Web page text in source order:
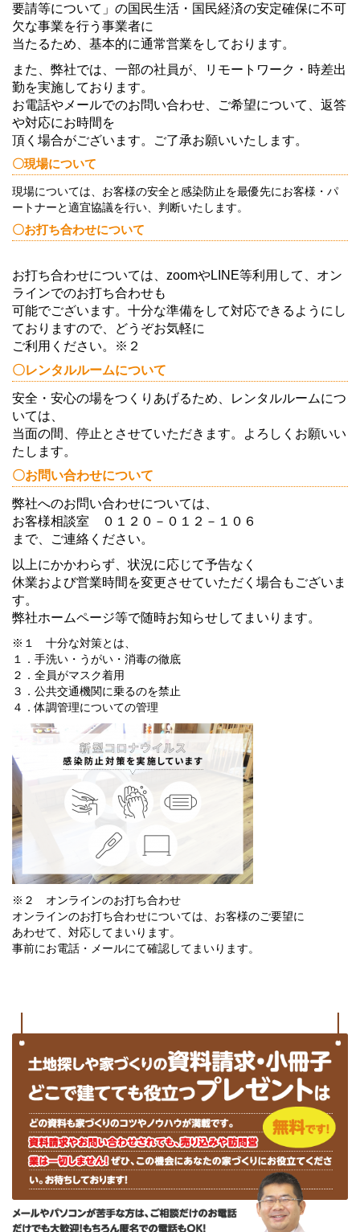
要請等について」の国民生活・国民経済の安定確保に不可
欠な事業を行う事業者に
当たるため、基本的に通常営業をしております。
また、弊社では、一部の社員が、リモートワーク・時差出
勤を実施しております。
お電話やメールでのお問い合わせ、ご希望について、返答
や対応にお時間を
頂く場合がございます。ご了承お願いいたします。
〇現場について
現場については、お客様の安全と感染防止を最優先にお客様・パ
ートナーと適宜協議を行い、判断いたします。
〇お打ち合わせについて
お打ち合わせについては、zoomやLINE等利用して、オン
ラインでのお打ち合わせも
可能でございます。十分な準備をして対応できるようにし
ておりますので、どうぞお気軽に
ご利用ください。※２
〇レンタルルームについて
安全・安心の場をつくりあげるため、レンタルルームにつ
いては、
当面の間
、停止とさせていただきます。よろしくお願いい
たします。
〇お問い合わせについて
弊社へのお問い合わせについては、
お客様相談室 ０１２０－０１２－１０６
まで、ご連絡ください。
以上にかかわらず、状況に応じて予告なく
休業および営業時間を変更させていただく場合もございま
す。
弊社ホームページ等で随時お知らせしてまいります。
※１ 十分な対策とは、
１．手洗い・うがい・消毒の徹底
２．全員がマスク着用
３．公共交通機関に乗るのを禁止
４．体調管理についての管理
※２ オンラインのお打ち合わせ
オンラインのお打ち合わせについては、お客様のご要望に
あわせて、対応してまいります。
事前にお電話・メールにて確認してまいります。